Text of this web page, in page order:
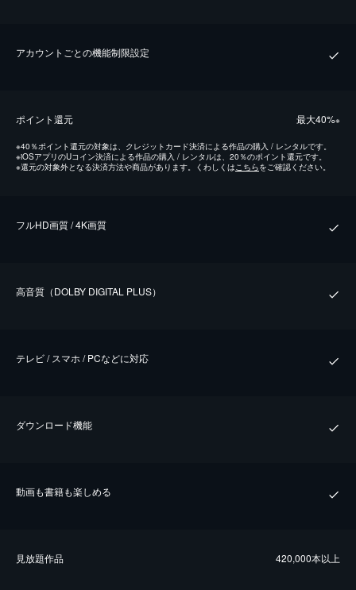
アカウントごとの機能制限設定
ポイント還元 最⼤40%※
※40％ポイント還元の対象は、クレジットカード決済による作品の購入 / レンタルです。
※iOSアプリのUコイン決済による作品の購入 / レンタルは、20％のポイント還元です。
※還元の対象外となる決済方法や商品があります。くわしくはこちらをご確認ください。
フルHD画質 / 4K画質
⾼⾳質（DOLBY DIGITAL PLUS）
テレビ / スマホ / PCなどに対応
ダウンロード機能
動画も書籍も楽しめる
⾒放題作品 420,000本以上